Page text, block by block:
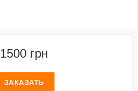
1500 грн
ЗАКАЗАТЬ